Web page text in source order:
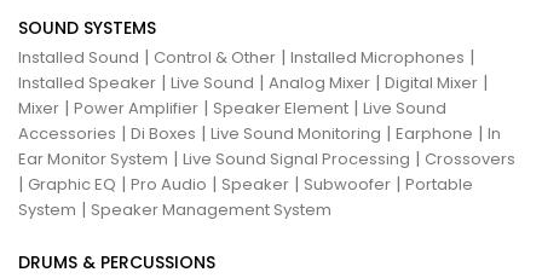
SOUND SYSTEMS
Installed Sound | Control & Other | Installed Microphones |
Installed Speaker | Live Sound | Analog Mixer | Digital Mixer |
Mixer | Power Amplifier | Speaker Element | Live Sound
Accessories | Di Boxes | Live Sound Monitoring | Earphone | In
Ear Monitor System | Live Sound Signal Processing | Crossovers
| Graphic EQ | Pro Audio | Speaker | Subwoofer | Portable
System | Speaker Management System
DRUMS & PERCUSSIONS